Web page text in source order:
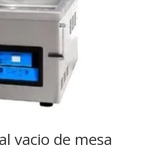
vacio de mesa